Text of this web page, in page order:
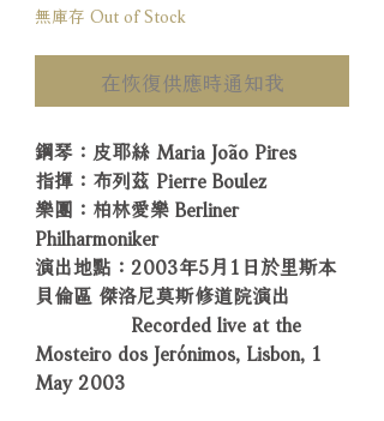
無庫存 Out of Stock
在恢復供應時通知我
鋼琴：皮耶絲 Maria João Pires
指揮：布列茲 Pierre Boulez
樂團：柏林愛樂 Berliner
Philharmoniker
演出地點：2003年5月1日於里斯本
貝倫區 傑洛尼莫斯修道院演出
Recorded live at the
Mosteiro dos Jerónimos, Lisbon, 1
May 2003